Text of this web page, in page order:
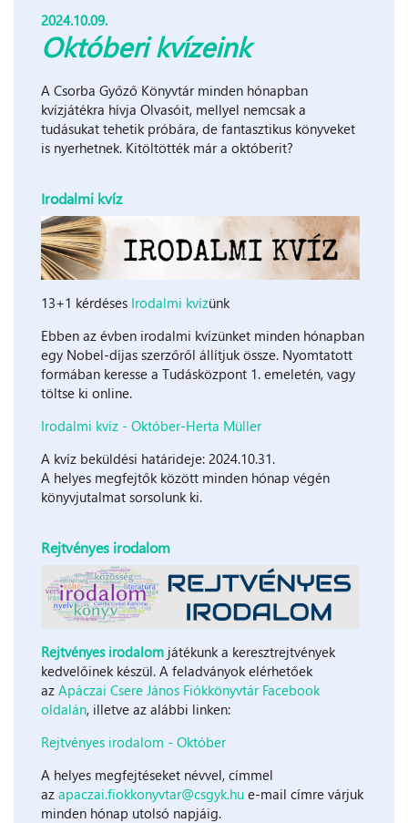
2024.10.09.
Októberi kvízeink
A Csorba Győző Könyvtár minden hónapban
kvízjátékra hívja Olvasóit, mellyel nemcsak a
tudásukat tehetik próbára, de fantasztikus könyveket
is nyerhetnek. Kitöltötték már a októberit?
Irodalmi kvíz
13+1 kérdéses Irodalmi kvízünk
Ebben az évben irodalmi kvízünket minden hónapban
egy Nobel-díjas szerzőről állítjuk össze. Nyomtatott
formában keresse a Tudásközpont 1. emeletén, vagy
töltse ki online.
Irodalmi kvíz - Október-Herta Müller
A kvíz beküldési határideje: 2024.10.31.
A helyes megfejtők között minden hónap végén
könyvjutalmat sorsolunk ki.
Rejtvényes irodalom
Rejtvényes irodalom játékunk a keresztrejtvények
kedvelőinek készül. A feladványok elérhetőek
az Apáczai Csere János Fiókkönyvtár Facebook
oldalán, illetve az alábbi linken:
Rejtvényes irodalom - Október
A helyes megfejtéseket névvel, címmel
az apaczai.fiokkonyvtar@csgyk.hu e-mail címre várjuk
minden hónap utolsó napjáig.